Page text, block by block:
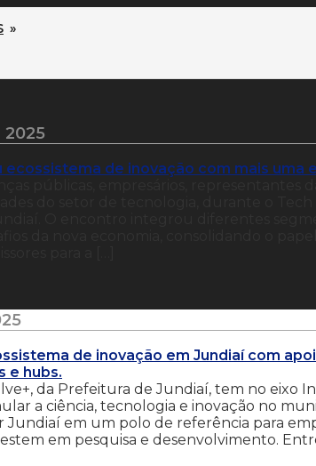
»
de inovação com mais uma
de inovação em Jundiaí com
e hubs.
da Prefeitura de Jundiaí, tem no eixo
a ciência, tecnologia e inovação no
Jundiaí em um polo de referência para
em pesquisa e desenvolvimento.